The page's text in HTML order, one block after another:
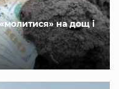
на дощ і